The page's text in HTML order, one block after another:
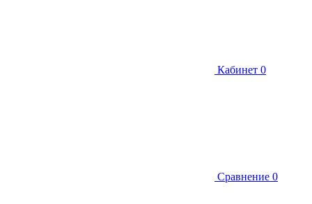
Кабинет 0
Сравнение 0